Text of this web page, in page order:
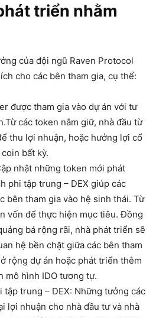
triển nhằm
của đội ngũ Raven Protocol
cho các bên tham gia, cụ thể:
được tham gia vào dự án với tư
các token nắm giữ, nhà đầu từ
thu lợi nhuận, hoặc hưởng lợi cổ
bất kỳ.
nhật những token mới phát
phi tập trung – DEX giúp các
bên tham gia vào hệ sinh thái. Từ
vốn để thực hiện mục tiêu. Đồng
bá rộng rãi, nhà phát triển sẽ
hệ bền chặt giữa các bên tham
rộng dự án hoặc phát triển thêm
mô hình IDO tương tự.
tập trung – DEX: Những tưởng các
lợi nhuận cho nhà đầu tư và nhà